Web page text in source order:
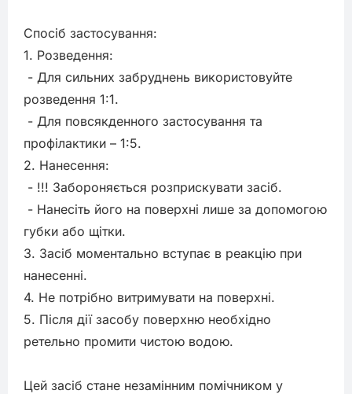
Спосіб застосування:
1. Розведення:
розведення 1:1.
профілактики – 1:5.
2. Нанесення:
губки або щітки.
3. Засіб моментально вступає в реакцію при
нанесенні.
4. Не потрібно витримувати на поверхні.
5. Після дії засобу поверхню необхідно
ретельно промити чистою водою.
Цей засіб стане незамінним помічником у